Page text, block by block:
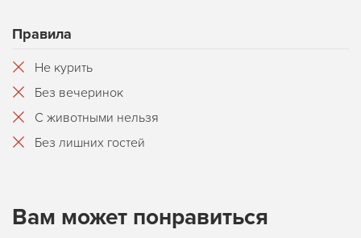
Правила
Не курить
Без вечеринок
С животными нельзя
Без лишних гостей
Вам может понравиться